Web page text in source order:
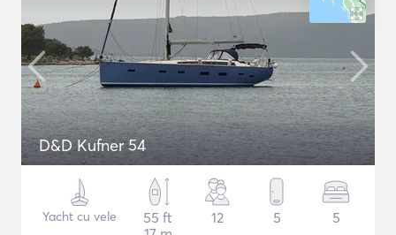
D&D Kufner 54
Yacht cu vele
55 ft
12 5 5